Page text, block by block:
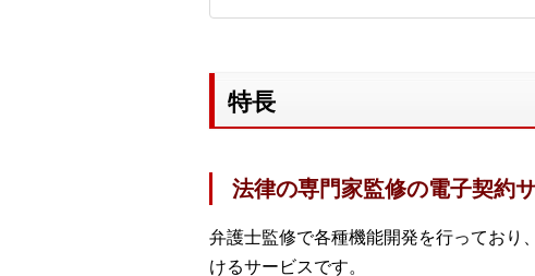
特長
法律の専門家監修の電子契約
弁護士監修で各種機能開発を行っており
けるサービスです。